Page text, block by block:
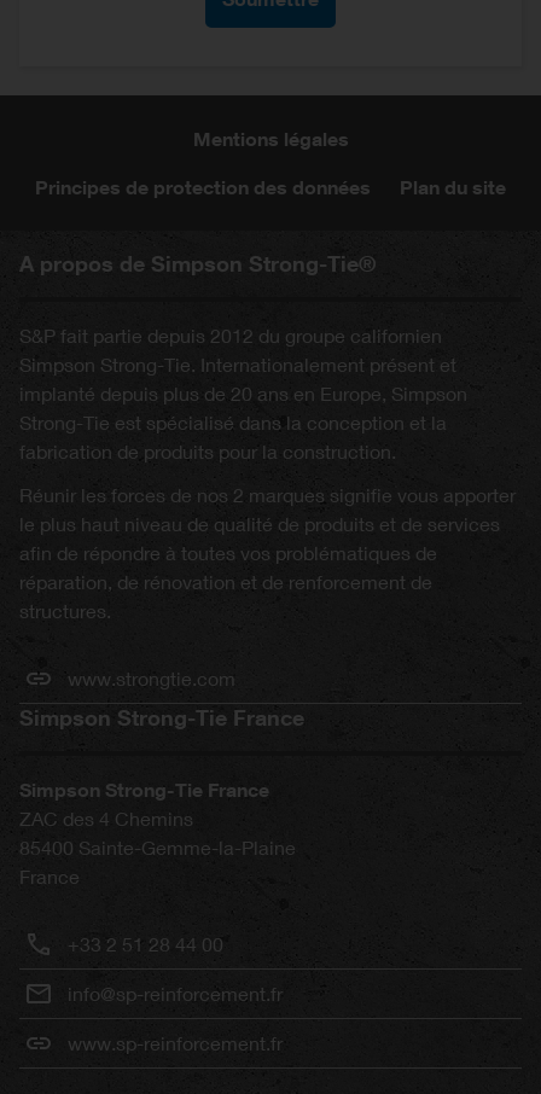
Mentions légales
Principes de protection des données Plan du site
A propos de Simpson Strong-Tie®
S&P fait partie depuis 2012 du groupe californien
Simpson Strong-Tie. Internationalement présent et
implanté depuis plus de 20 ans en Europe, Simpson
Strong-Tie est spécialisé dans la conception et la
fabrication de produits pour la construction.
Réunir les forces de nos 2 marques signifie vous apporter
le plus haut niveau de qualité de produits et de services
afin de répondre à toutes vos problématiques de
réparation, de rénovation et de renforcement de
structures.
www.strongtie.com
Simpson Strong-Tie France
Simpson Strong-Tie France
ZAC des 4 Chemins
85400 Sainte-Gemme-la-Plaine
France
+33 2 51 28 44 00
info@sp-reinforcement.fr
www.sp-reinforcement.fr